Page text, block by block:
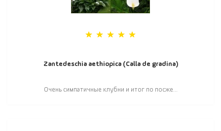
Zantedeschia aethiopica (Calla de gradina)
Очень симпатичные клубни и итог по посже...